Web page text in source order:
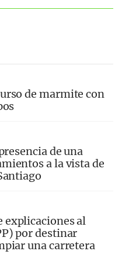
de marmite con
de una
a la vista de
explicaciones al
por destinar
una carretera